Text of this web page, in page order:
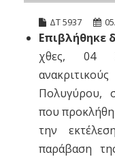
ΔΤ 5937
Επιβλήθηκε
χθες, 04
Πολυγύρου,
που
την
παράβαση